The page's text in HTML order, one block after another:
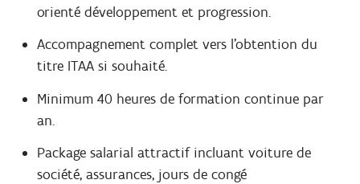
orienté développement et progression.
Accompagnement complet vers l’obtention du
titre ITAA si souhaité.
Minimum 40 heures de formation continue par
an.
Package salarial attractif incluant voiture de
société, assurances, jours de congé